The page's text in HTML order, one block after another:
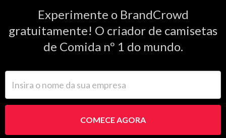
Experimente o BrandCrowd
gratuitamente! O criador de camisetas
de Comida nº 1 do mundo.
COMECE AGORA